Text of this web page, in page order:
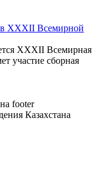
в XXXII Всемирной
XXXII Всемирная
участие сборная
Казахстана